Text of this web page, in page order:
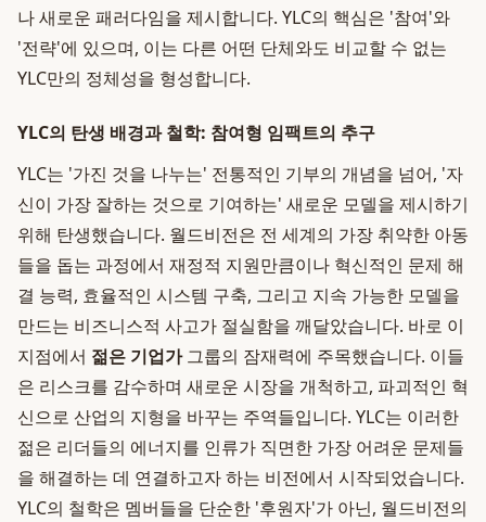
나 새로운 패러다임을 제시합니다. YLC의 핵심은 '참여'와
'전략'에 있으며, 이는 다른 어떤 단체와도 비교할 수 없는
YLC만의 정체성을 형성합니다.
YLC의 탄생 배경과 철학: 참여형 임팩트의 추구
YLC는 '가진 것을 나누는' 전통적인 기부의 개념을 넘어, '자
신이 가장 잘하는 것으로 기여하는' 새로운 모델을 제시하기
위해 탄생했습니다. 월드비전은 전 세계의 가장 취약한 아동
들을 돕는 과정에서 재정적 지원만큼이나 혁신적인 문제 해
결 능력, 효율적인 시스템 구축, 그리고 지속 가능한 모델을
만드는 비즈니스적 사고가 절실함을 깨달았습니다. 바로 이
지점에서 젊은 기업가그룹의 잠재력에 주목했습니다. 이들
은 리스크를 감수하며 새로운 시장을 개척하고, 파괴적인 혁
신으로 산업의 지형을 바꾸는 주역들입니다. YLC는 이러한
젊은 리더들의 에너지를 인류가 직면한 가장 어려운 문제들
을 해결하는 데 연결하고자 하는 비전에서 시작되었습니다.
YLC의 철학은 멤버들을 단순한 '후원자'가 아닌, 월드비전의